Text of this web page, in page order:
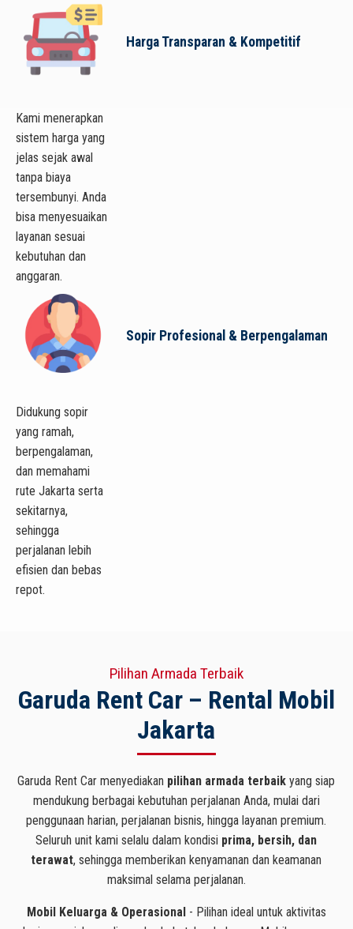
Harga Transparan & Kompetitif
Kami menerapkan
sistem harga yang
jelas sejak awal
tanpa biaya
tersembunyi. Anda
bisa menyesuaikan
layanan sesuai
kebutuhan dan
anggaran.
Sopir Profesional & Berpengalaman
Didukung sopir
yang ramah,
berpengalaman,
dan memahami
rute Jakarta serta
sekitarnya,
sehingga
perjalanan lebih
efisien dan bebas
repot.
Pilihan Armada Terbaik
Garuda Rent Car – Rental Mobil
Jakarta
Garuda Rent Car menyediakan pilihan armada terbaik yang siap
mendukung berbagai kebutuhan perjalanan Anda, mulai dari
penggunaan harian, perjalanan bisnis, hingga layanan premium.
Seluruh unit kami selalu dalam kondisi prima, bersih, dan
terawat, sehingga memberikan kenyamanan dan keamanan
maksimal selama perjalanan.
Mobil Keluarga & Operasional - Pilihan ideal untuk aktivitas